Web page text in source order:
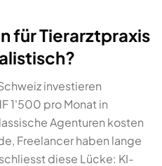
für Tierarztpraxis
investieren
1'500 pro Monat in
Agenturen kosten
Freelancer haben lange
diese Lücke: KI-